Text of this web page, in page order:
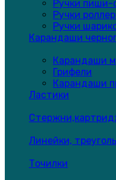
Ручки пиши-
Ручки
Ручки
Карандаши
Карандаши
Грифели
Карандаши
Ластики
Линейки,
Точилки